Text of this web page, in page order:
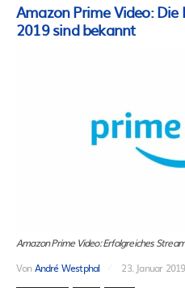
Amazon Prime Video:
2019 sind bekannt
Amazon Prime Video: Erfolgreiches
VonAndré Westphal 23. Januar 2019